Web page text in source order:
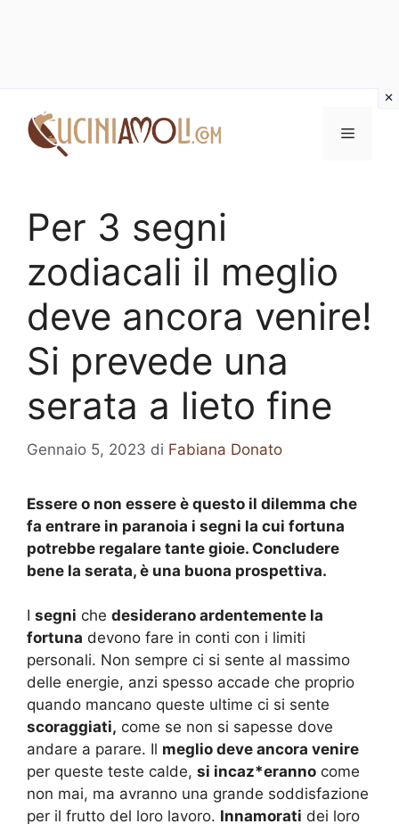
contenuto
Menu
Per 3 segni
zodiacali il meglio
deve ancora venire!
Si prevede una
serata a lieto fine
Gennaio 5, 2023 di Fabiana Donato
Essere o non essere è questo il dilemma che
fa entrare in paranoia i segni la cui fortuna
potrebbe regalare tante gioie. Concludere
bene la serata, è una buona prospettiva.
I segni che desiderano ardentemente la
fortuna devono fare in conti con i limiti
personali. Non sempre ci si sente al massimo
delle energie, anzi spesso accade che proprio
quando mancano queste ultime ci si sente
scoraggiati, come se non si sapesse dove
andare a parare. Il meglio deve ancora venire
per queste teste calde, si incaz*eranno come
non mai, ma avranno una grande soddisfazione
per il frutto del loro lavoro. Innamorati dei loro